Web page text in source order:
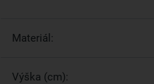
Materiál:
Výška (cm):